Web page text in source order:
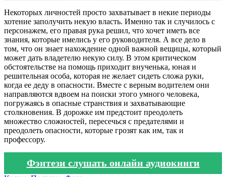
Некоторых личностей просто захватывает в некие периоды
хотение заполучить некую власть. Именно так и случилось с
персонажем, его правая рука решил, что хочет иметь все
знания, которые имелись у его руководителя. А все дело в
том, что он знает нахождение одной важной вещицы, который
может дать владетелю некую силу. В этом критическом
обстоятельстве на помощь приходит внученька, юная и
решительная особа, которая не желает сидеть сложа руки,
когда ее деду в опасности. Вместе с верным водителем они
направляются вдвоем на поиски этого умного человека,
погружаясь в опасные странствия и захватывающие
столкновения. В дорожке им предстоит преодолеть
множество сложностей, пересечься с предателями и
преодолеть опасности, которые грозят как им, так и
профессору.
Фэнтези слушать онлайн аудиокниги